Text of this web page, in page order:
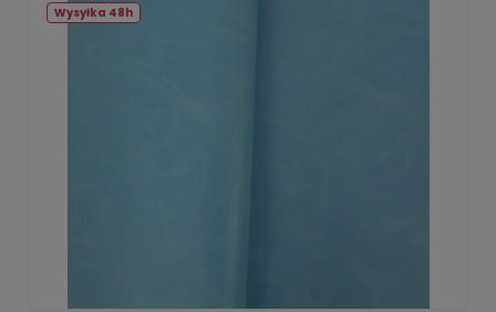
Wysyłka 48h